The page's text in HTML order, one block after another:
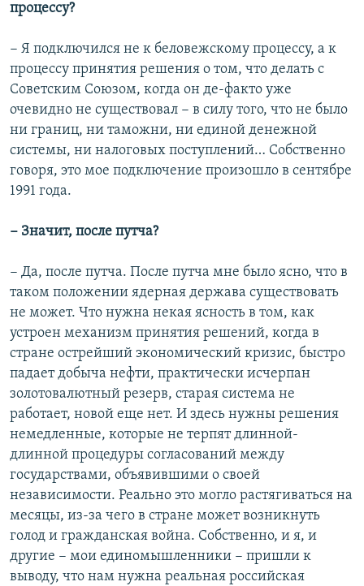
процессу?
− Я подключился не к беловежскому процессу, а к
процессу принятия решения о том, что делать с
Советским Союзом, когда он де-факто уже
очевидно не существовал − в силу того, что не было
ни границ, ни таможни, ни единой денежной
системы, ни налоговых поступлений… Собственно
говоря, это мое подключение произошло в сентябре
1991 года.
− Значит, после путча?
− Да, после путча. После путча мне было ясно, что в
таком положении ядерная держава существовать
не может. Что нужна некая ясность в том, как
устроен механизм принятия решений, когда в
стране острейший экономический кризис, быстро
падает добыча нефти, практически исчерпан
золотовалютный резерв, старая система не
работает, новой еще нет. И здесь нужны решения
немедленные, которые не терпят длинной-
длинной процедуры согласований между
государствами, объявившими о своей
независимости. Реально это могло растягиваться на
месяцы, из-за чего в стране может возникнуть
голод и гражданская война. Собственно, и я, и
другие − мои единомышленники − пришли к
выводу, что нам нужна реальная российская